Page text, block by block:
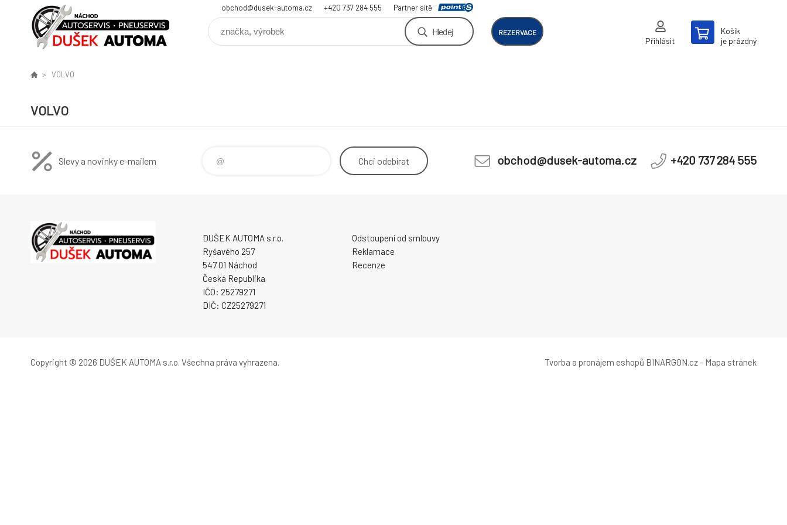
obchod@dusek-automa.cz +420 737 284 555 Partner sítě
Hledej REZERVACE
Přihlásit
Košík
je prázdný
VOLVO
VOLVO
Slevy a novinky e-mailem Chci odebírat obchod@dusek-automa.cz +420 737 284 555
DUŠEK AUTOMA s.r.o.
Ryšavého 257
547 01 Náchod
Česká Republika
IČO: 25279271
DIČ: CZ25279271
Odstoupení od smlouvy
Reklamace
Recenze
Copyright © 2026 DUŠEK AUTOMA s.r.o. Všechna práva vyhrazena. Tvorba a pronájem eshopů BINARGON.cz- Mapa stránek